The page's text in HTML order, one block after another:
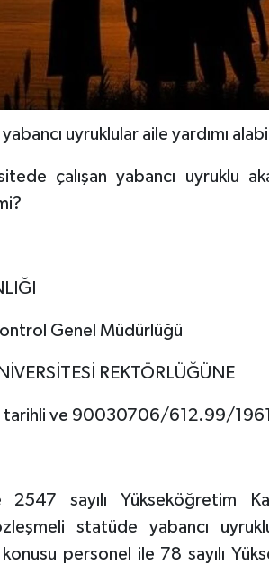
yabancı uyruklular aile yardımı
çalışan yabancı uyruklu
Genel Müdürlüğü
REKTÖRLÜĞÜNE
ve 90030706/612.99/19617
2547 sayılı Yükseköğretim
statüde yabancı
personel ile 78 sayılı